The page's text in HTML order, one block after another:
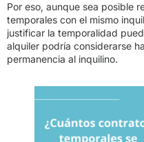
Por eso, aunque sea posible
temporales con el mismo
justificar la temporalidad
alquiler podría considerarse
permanencia al inquilino.